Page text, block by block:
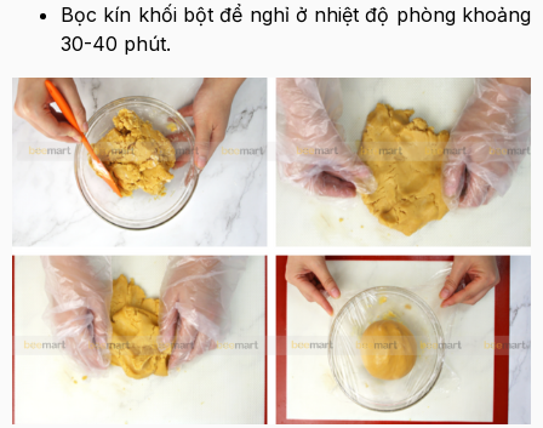
Bọc kín khối bột để nghỉ ở nhiệt độ phòng khoảng
30-40 phút.